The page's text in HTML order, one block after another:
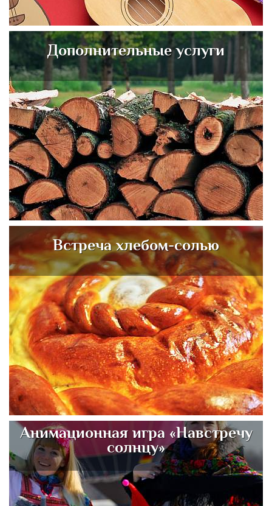
Дополнительные услуги
Встреча хлебом-солью
Анимационная игра «Навстречу
солнцу»